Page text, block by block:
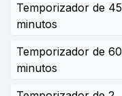
Temporizador de 45
minutos
Temporizador de 60
minutos